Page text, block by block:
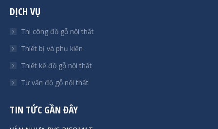
opens
window
opens
window
new
window
new
window
DỊCH VỤ
Thi công đồ gỗ nội thất
Thiết bị và phụ kiện
Thiết kế đồ gỗ nội thất
Tư vấn đồ gỗ nội thất
TIN TỨC GẦN ĐÂY